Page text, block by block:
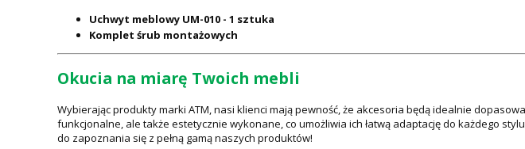
Uchwyt meblowy UM-010 - 1 sztuka
Komplet śrub montażowych
Okucia na miarę Twoich mebli
Wybierając produkty marki ATM, nasi klienci mają pewność, że akcesoria będą idealnie
funkcjonalne, ale także estetycznie wykonane, co umożliwia ich łatwą adaptację do każdego
do zapoznania się z pełną gamą naszych produktów!